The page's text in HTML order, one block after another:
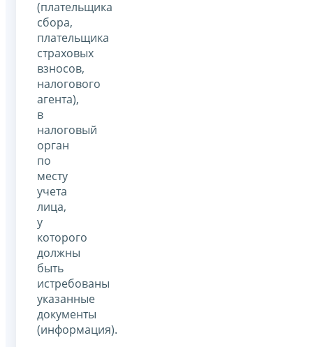
(плательщика
сбора,
плательщика
страховых
взносов,
налогового
агента),
в
налоговый
орган
по
месту
учета
лица,
у
которого
должны
быть
истребованы
указанные
документы
(информация).